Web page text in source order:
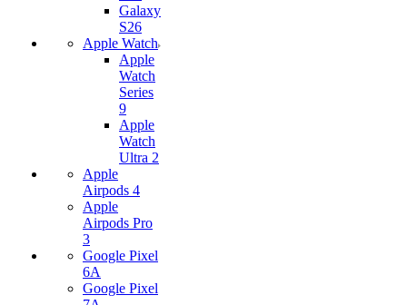
Galaxy
S26
Apple Watch
Apple
Watch
Series
9
Apple
Watch
Ultra 2
Apple
Airpods 4
Apple
Airpods Pro
3
Google Pixel
6A
Google Pixel